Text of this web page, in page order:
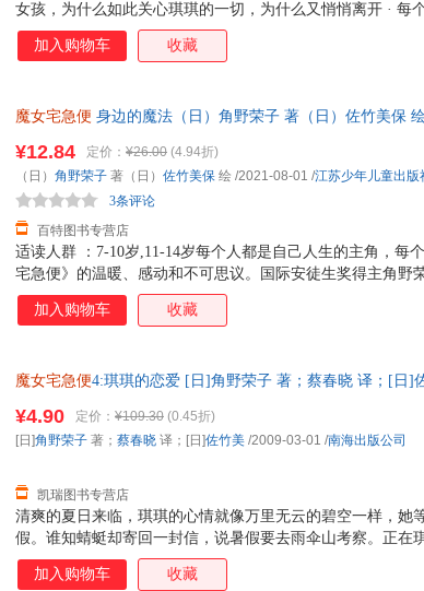
女孩，为什么如此关心琪琪的一切，为什么又悄悄离开 · 每
痛苦、懊恼 经历这一切之后，魔女琪琪终于明白 比起拥有
味了，不但宅急便小店来了个大变样儿，她所配置的止喷
吗？ 琪琪在绝望中骑着扫
加入购物车 收藏
魔女宅急便 身边的魔法（日）角野荣子 著（日）佐竹美保
适读人群 ：7-10岁,11-14岁每个人都是自己人生的主角，每
宅急便》的温暖、感动和不可思议。国际安徒生奖得主角
便》原著新故事《魔女宅急便》系列获得：国际儿童读物联
飞的魔女，柯里柯镇还有着更多的不可思议。没有影子的
远离父母而感到不安的女孩，无论如何也不能置之不理啊
¥12.84 定价： ¥26.00 (4.94折)
百特图书专营店
3条评论
（日） 角野荣子 著（日） 佐竹美保 绘 /2021-08-01 /江苏少年儿童出版
加入购物车 收藏
魔女宅急便4:琪琪的恋爱 [日]角野荣子 著；蔡春晓 译；[日]
清爽的夏日来临，琪琪的心情就像万里无云的碧空一样，
假。谁知蜻蜓却寄回一封信，说暑假要去雨伞山考察。正
顾。麻烦事真是一件接着一件，像乌云一样吞噬掉琪琪愉快
弄丢了扫帚，还狼狈地迷失在黑暗的森林中。无助、恐惧
¥4.90 定价： ¥109.30 (0.45折)
凯瑞图书专营店
[日]角野荣子 著； 蔡春晓 译；[日]佐竹美 /2009-03-01 /南海出版公司
加入购物车 收藏